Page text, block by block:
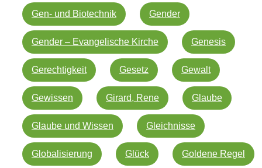
Gen- und Biotechnik Gender
Gender – Evangelische Kirche Genesis
Gerechtigkeit Gesetz Gewalt
Gewissen Girard, Rene Glaube
Glaube und Wissen Gleichnisse
Globalisierung Glück Goldene Regel